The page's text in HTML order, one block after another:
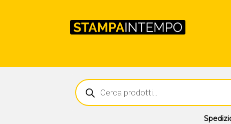
Ricerca
prodotti